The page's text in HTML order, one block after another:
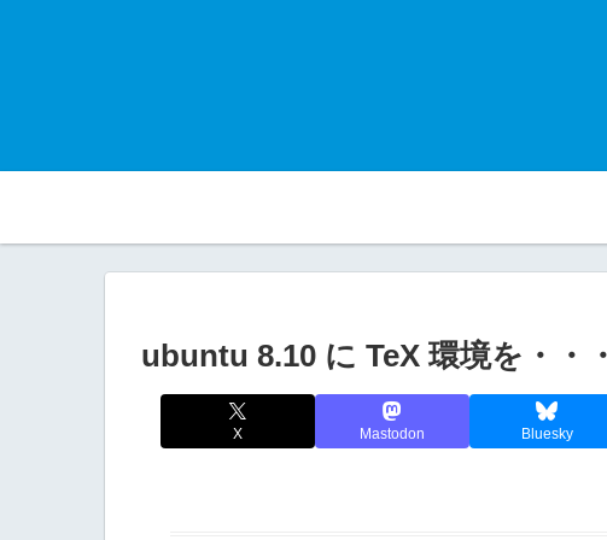
ubuntu 8.10 に TeX 環境を・・・
X Mastodon Bluesky